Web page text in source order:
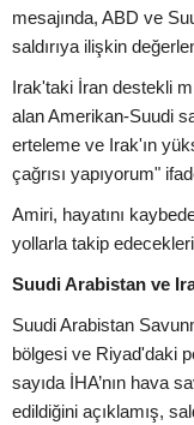
mesajında, ABD ve
saldırıya ilişkin
Irak'taki İran destekli
alan Amerikan-Suudi
erteleme ve Irak'ın
çağrısı yapıyorum"
Amiri, hayatını
yollarla takip
Suudi Arabistan ve
Suudi Arabistan
bölgesi ve Riyad'daki
sayıda İHA’nın hava
edildiğini açıklamış,